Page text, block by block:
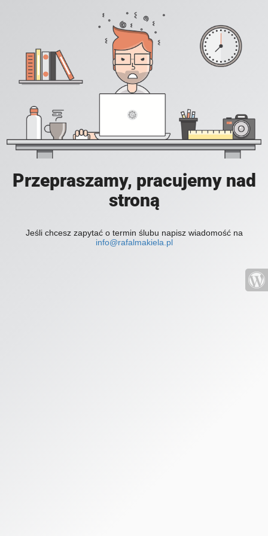
Przepraszamy, pracujemy nad
stroną
Jeśli chcesz zapytać o termin ślubu napisz wiadomość na
info@rafalmakiela.pl